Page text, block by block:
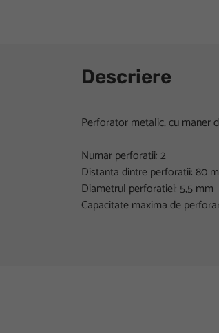
Descriere
Perforator metalic, cu maner
Numar perforatii: 2
Distanta dintre perforatii: 80
Diametrul perforatiei: 5,5 mm
Capacitate maxima de